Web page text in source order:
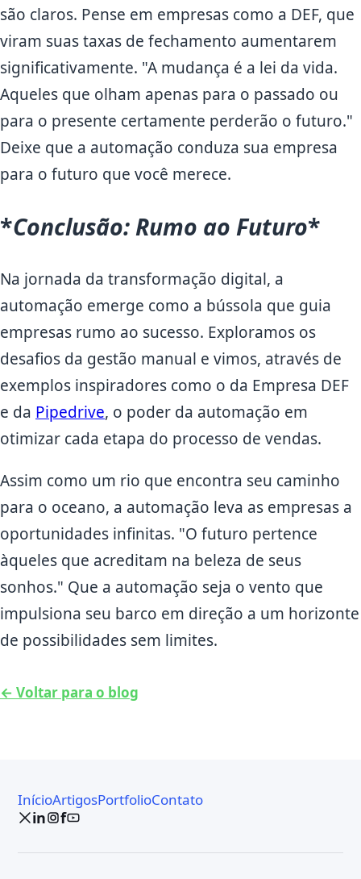
são claros. Pense em empresas como a DEF, que
viram suas taxas de fechamento aumentarem
significativamente. "A mudança é a lei da vida.
Aqueles que olham apenas para o passado ou
para o presente certamente perderão o futuro."
Deixe que a automação conduza sua empresa
para o futuro que você merece.
*Conclusão: Rumo ao Futuro*
Na jornada da transformação digital, a
automação emerge como a bússola que guia
empresas rumo ao sucesso. Exploramos os
desafios da gestão manual e vimos, através de
exemplos inspiradores como o da Empresa DEF
e da Pipedrive, o poder da automação em
otimizar cada etapa do processo de vendas.
Assim como um rio que encontra seu caminho
para o oceano, a automação leva as empresas a
oportunidades infinitas. "O futuro pertence
àqueles que acreditam na beleza de seus
sonhos." Que a automação seja o vento que
impulsiona seu barco em direção a um horizonte
de possibilidades sem limites.
← Voltar para o blog
InícioArtigosPortfolioContato
in f